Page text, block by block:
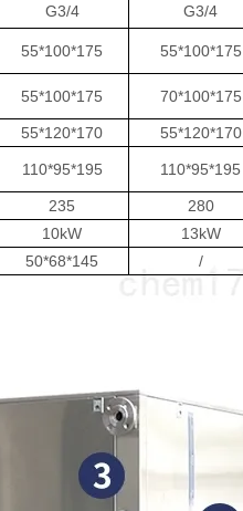
G3/4
G3/4
55*100*175 55*100*175
55*100*175 70*100*175
55*120*170 55*120*170
110*95*195 110*95*195
235 280
10kW
13kW
50*68*145
/